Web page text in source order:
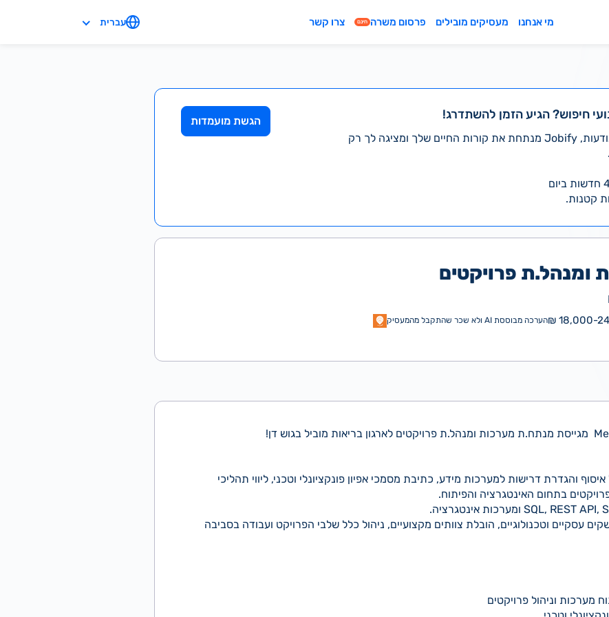
מי אנחנו מעסיקים מובילים פרסום משרה חינם צרו קשר עברית
חיפוש? הגיע הזמן להשתדרג!
במקום לעבור לבד על אלפי מודעות, Jobify מנתחת את קורות החיים שלך ומציגה לך רק
קטנות.
הגשת מועמדות
ומנהל.ת פרויקטים
18,000- הערכה מבוססת AI ולא שכר שהתקבל מהמעסיק
והגדרת דרישות למערכות מידע, כתיבת מסמכי אפיון פונקציונלי וטכני, ליווי תהליכי
בתחום האינטגרציה והפיתוח.
עסקיים וטכנולוגיים, הובלת צוותים מקצועיים, ניהול כלל שלבי הפרויקט ועבודה בסביבה